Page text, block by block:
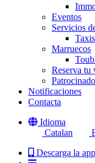
Eventos
Servicios
Taxis
Marruecos
Reserva tu
Notificaciones
Contacta
Idioma
Catalan
Descarga la app